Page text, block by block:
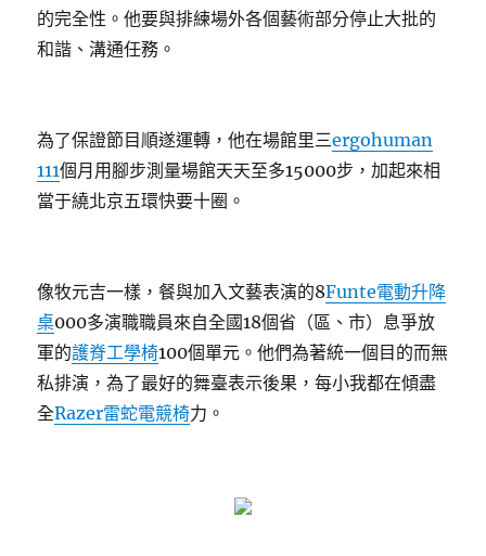
的完全性。他要與排練場外各個藝術部分停止大批的
和諧、溝通任務。
為了保證節目順遂運轉，他在場館里三ergohuman
111個月用腳步測量場館天天至多15000步，加起來相
當于繞北京五環快要十圈。
像牧元吉一樣，餐與加入文藝表演的8Funte電動升降
桌000多演職職員來自全國18個省（區、市）息爭放
軍的護脊工學椅100個單元。他們為著統一個目的而無
私排演，為了最好的舞臺表示後果，每小我都在傾盡
全Razer雷蛇電競椅力。